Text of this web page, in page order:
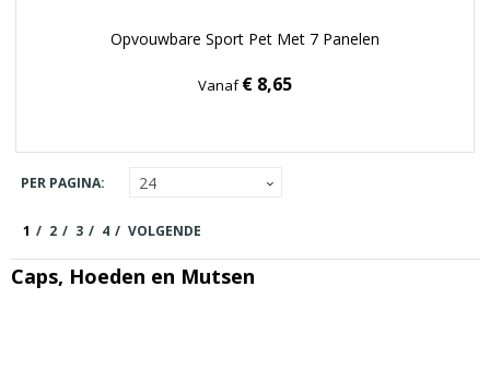
Opvouwbare Sport Pet Met 7 Panelen
Vanaf€ 8,65
PER PAGINA:
1 2 3 4 VOLGENDE
Caps, Hoeden en Mutsen